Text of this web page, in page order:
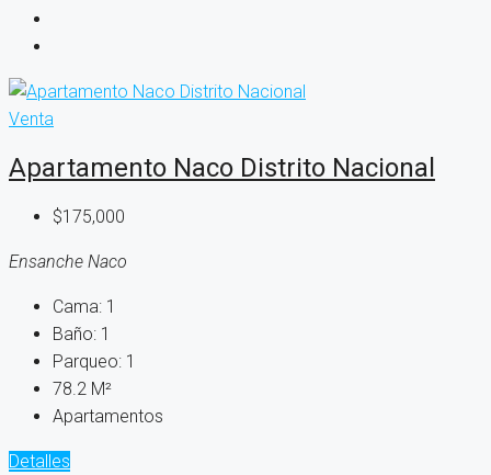
Venta
Apartamento Naco Distrito Nacional
$175,000
Ensanche Naco
Cama: 1
Baño: 1
Parqueo: 1
78.2 M²
Apartamentos
Detalles